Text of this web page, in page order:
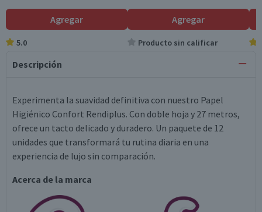
Agregar
5.0
Agregar
Producto sin calificar
Descripción
Experimenta la suavidad definitiva con nuestro Papel
Higiénico Confort Rendiplus. Con doble hoja y 27 metros,
ofrece un tacto delicado y duradero. Un paquete de 12
unidades que transformará tu rutina diaria en una
experiencia de lujo sin comparación.
Acerca de la marca